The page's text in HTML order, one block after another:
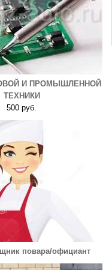
И ПРОМЫШЛЕННОЙ
ТЕХНИКИ
500 руб.
повара/официант